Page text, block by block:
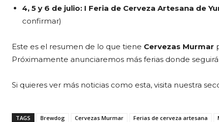
4, 5 y 6 de julio: I Feria de Cerveza Artesana de
confirmar)
Este es el resumen de lo que tiene Cervezas Murmar
Próximamente anunciaremos más ferias donde seguirá
Si quieres ver más noticias como esta, visita nuestra
TAGS Brewdog Cervezas Murmar Ferias de cerveza artesana